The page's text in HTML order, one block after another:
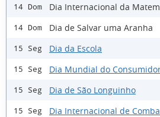
14 Dom Dia Internacional da
14 Dom Dia de Salvar uma Aranha
15 Seg Dia da Escola
15 Seg Dia Mundial do
15 Seg Dia de São Longuinho
15 Seg Dia Internacional de